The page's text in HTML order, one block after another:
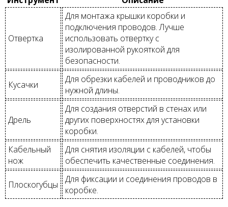
Отвертка
Для монтажа крышки коробки и
подключения проводов. Лучше
использовать отвертку с
изолированной рукояткой для
безопасности.
Кусачки
Для обрезки кабелей и проводников до
нужной длины.
Дрель
Для создания отверстий в стенах или
других поверхностях для установки
коробки.
Кабельный
нож
Для снятия изоляции с кабелей, чтобы
обеспечить качественные соединения.
Плоскогубцы
Для фиксации и соединения проводов в
коробке.